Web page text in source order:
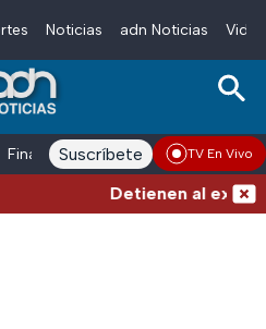
Noticias adn Noticias
Finanzas adn Noticias Radio
Suscríbete TV En Vivo
Detienen al